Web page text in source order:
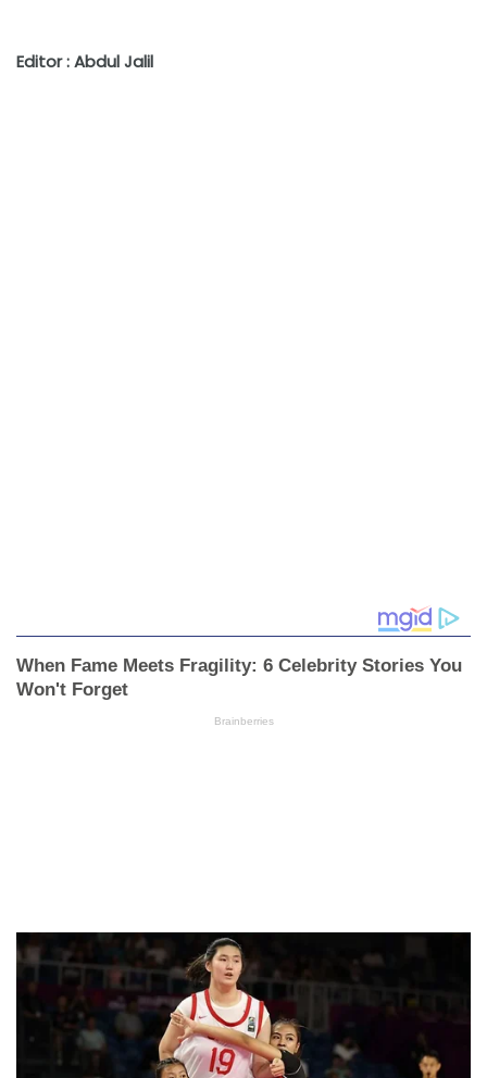
Editor : Abdul Jalil